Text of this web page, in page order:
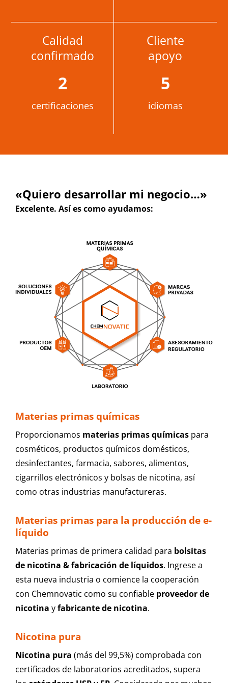
Calidad
confirmado
2
certificaciones
Cliente
apoyo
5
idiomas
«Quiero desarrollar mi negocio…»
Excelente. Así es como ayudamos:
Materias primas químicas
Proporcionamos materias primas químicaspara
cosméticos, productos químicos domésticos,
desinfectantes, farmacia, sabores, alimentos,
cigarrillos electrónicos y bolsas de nicotina, así
como otras industrias manufactureras.
Materias primas para la producción de e-
líquido
Materias primas de primera calidad para bolsitas
de nicotina & fabricación de líquidos. Ingrese a
esta nueva industria o comience la cooperación
con Chemnovatic como su confiable proveedor de
nicotina yfabricante de nicotina.
Nicotina pura
Nicotina pura (más del 99,5%) comprobada con
certificados de laboratorios acreditados, supera